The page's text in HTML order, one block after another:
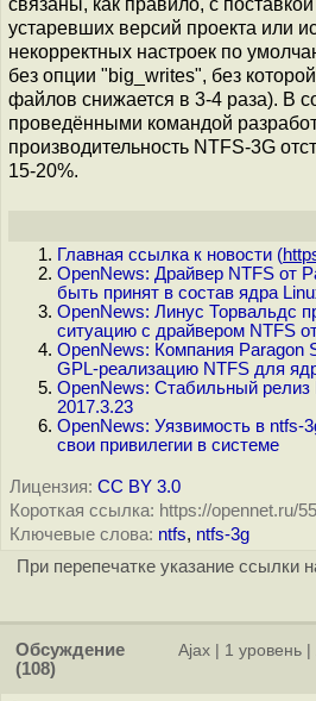
связаны, как правило, с
устаревших версий проекта или
некорректных настроек по
без опции "big_writes", без
файлов снижается в 3-4 раза). В
проведёнными командой
производительность NTFS-3G
15-20%.
Главная ссылка к новости (
OpenNews: Драйвер NTFS от
быть принят в состав ядра
OpenNews: Линус Торвальдс
ситуацию с драйвером NTFS
OpenNews: Компания Paragon
GPL-реализацию NTFS для
OpenNews: Стабильный релиз
2017.3.23
OpenNews: Уязвимость в ntfs-
свои привилегии в системе
Лицензия: CC BY 3.0
Короткая ссылка: https://opennet.ru/
Ключевые слова: ntfs, ntfs-3g
При перепечатке указание ссылки
Обсуждение
(108)
Ajax 1 уровень